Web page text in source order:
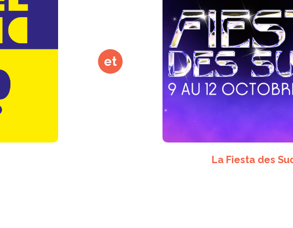
et
La Fiesta des